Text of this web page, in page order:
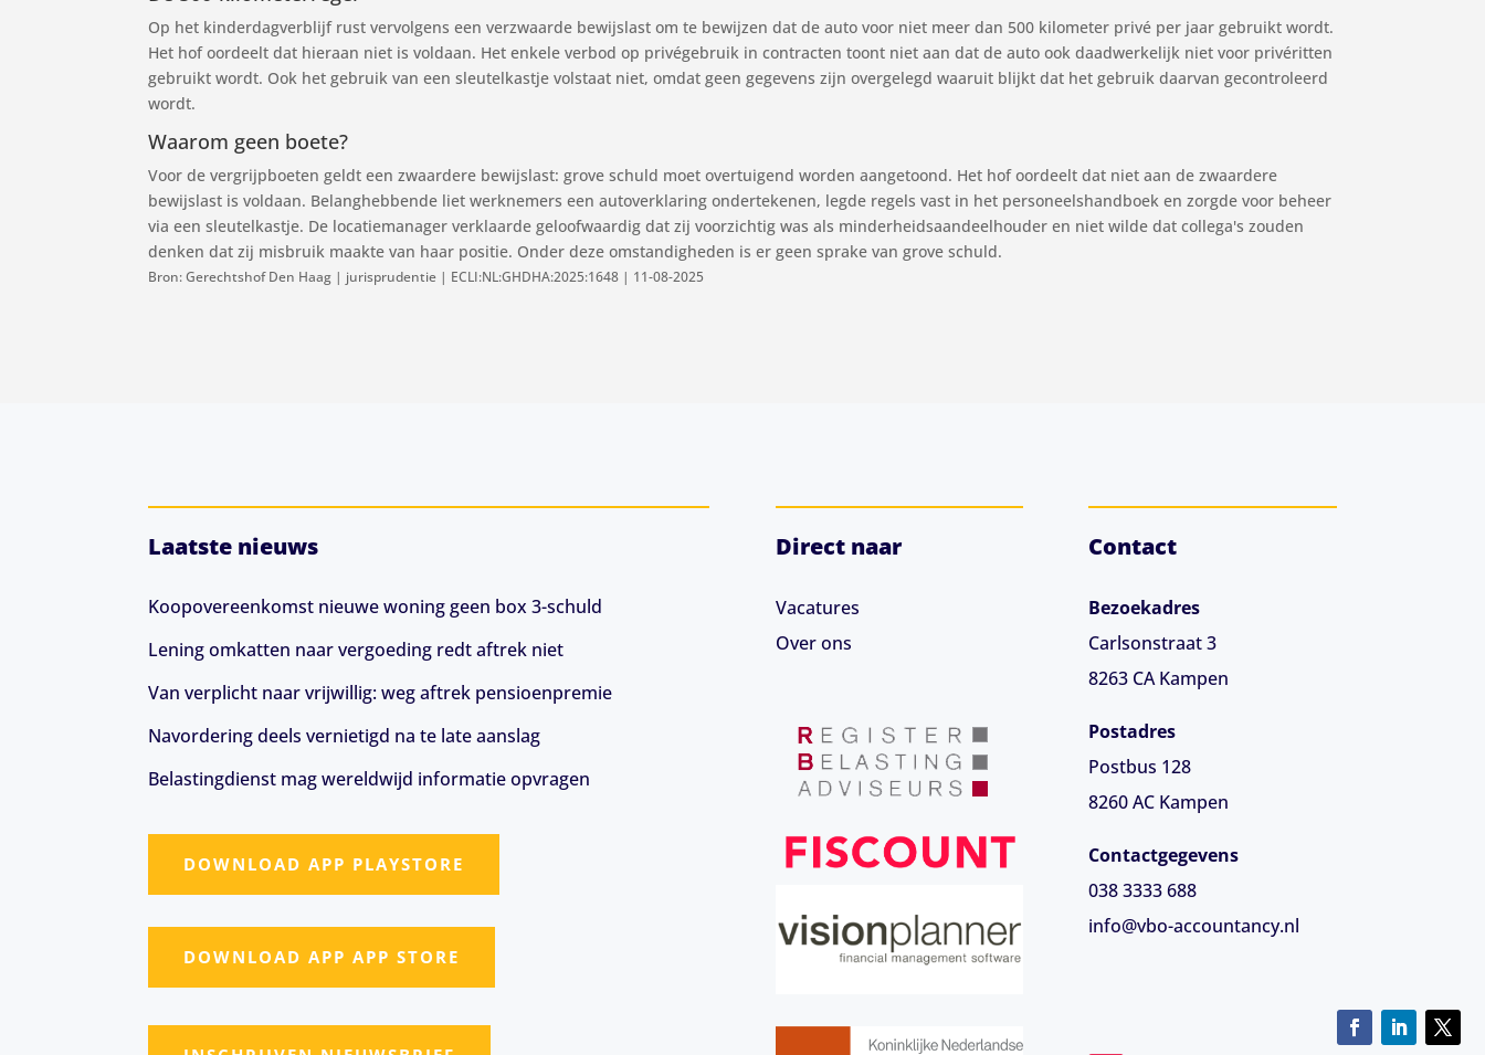
Op het kinderdagverblijf rust vervolgens een verzwaarde bewijslast om te bewijzen dat de auto voor niet meer dan 500 kilometer privé per jaar gebruikt wordt.
Het hof oordeelt dat hieraan niet is voldaan. Het enkele verbod op privégebruik in contracten toont niet aan dat de auto ook daadwerkelijk niet voor privéritten
gebruikt wordt. Ook het gebruik van een sleutelkastje volstaat niet, omdat geen gegevens zijn overgelegd waaruit blijkt dat het gebruik daarvan gecontroleerd
wordt.
Waarom geen boete?
Voor de vergrijpboeten geldt een zwaardere bewijslast: grove schuld moet overtuigend worden aangetoond. Het hof oordeelt dat niet aan de zwaardere
bewijslast is voldaan. Belanghebbende liet werknemers een autoverklaring ondertekenen, legde regels vast in het personeelshandboek en zorgde voor beheer
via een sleutelkastje. De locatiemanager verklaarde geloofwaardig dat zij voorzichtig was als minderheidsaandeelhouder en niet wilde dat collega's zouden
denken dat zij misbruik maakte van haar positie. Onder deze omstandigheden is er geen sprake van grove schuld.
Bron: Gerechtshof Den Haag | jurisprudentie | ECLI:NL:GHDHA:2025:1648 | 11-08-2025
Laatste nieuws
Koopovereenkomst nieuwe woning geen box 3-schuld
Lening omkatten naar vergoeding redt aftrek niet
Van verplicht naar vrijwillig: weg aftrek pensioenpremie
Navordering deels vernietigd na te late aanslag
Belastingdienst mag wereldwijd informatie opvragen
DOWNLOAD APP PLAYSTORE
DOWNLOAD APP APP STORE
Direct naar
Vacatures
Over ons
Contact
Bezoekadres
Carlsonstraat 3
8263 CA Kampen
Postadres
Postbus 128
8260 AC Kampen
Contactgegevens
038 3333 688
info@vbo-accountancy.nl